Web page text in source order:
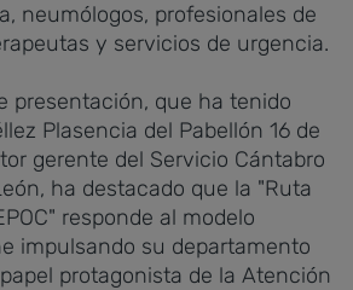
neumólogos, profesionales de
y servicios de urgencia.
presentación, que ha tenido
Plasencia del Pabellón 16 de
gerente del Servicio Cántabro
ha destacado que la "Ruta
responde al modelo
impulsando su departamento
protagonista de la Atención